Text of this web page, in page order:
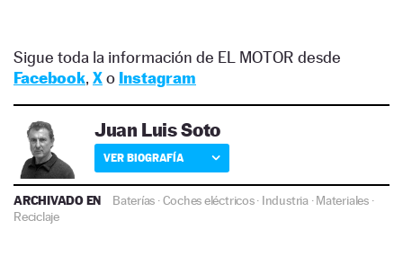
Sigue toda la información de EL MOTOR desde
Facebook, Xo Instagram
Juan Luis Soto
VER BIOGRAFÍA
ARCHIVADO EN Baterías ·Coches eléctricos· Industria·Materiales·
Reciclaje